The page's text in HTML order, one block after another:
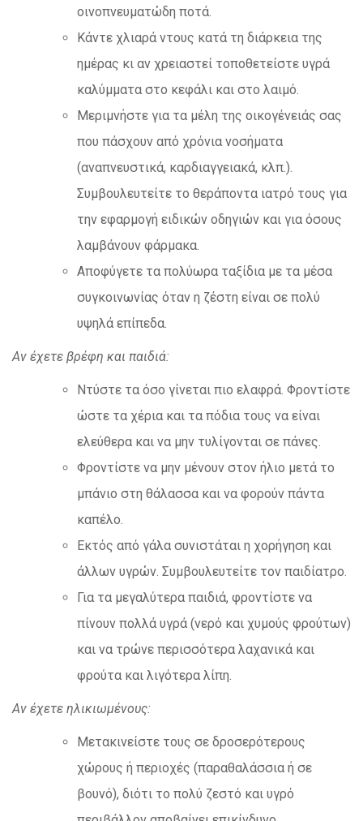
οινοπνευματώδη ποτά.
Κάντε χλιαρά ντους κατά τη διάρκεια της
ημέρας κι αν χρειαστεί τοποθετείστε υγρά
καλύμματα στο κεφάλι και στο λαιμό.
Μεριμνήστε για τα μέλη της οικογένειάς σας
που πάσχουν από χρόνια νοσήματα
(αναπνευστικά, καρδιαγγειακά, κλπ.).
Συμβουλευτείτε το θεράποντα ιατρό τους για
την εφαρμογή ειδικών οδηγιών και για όσους
λαμβάνουν φάρμακα.
Αποφύγετε τα πολύωρα ταξίδια με τα μέσα
συγκοινωνίας όταν η ζέστη είναι σε πολύ
υψηλά επίπεδα.
Αν έχετε βρέφη και παιδιά:
Ντύστε τα όσο γίνεται πιο ελαφρά. Φροντίστε
ώστε τα χέρια και τα πόδια τους να είναι
ελεύθερα και να μην τυλίγονται σε πάνες.
Φροντίστε να μην μένουν στον ήλιο μετά το
μπάνιο στη θάλασσα και να φορούν πάντα
καπέλο.
Εκτός από γάλα συνιστάται η χορήγηση και
άλλων υγρών. Συμβουλευτείτε τον παιδίατρο.
Για τα μεγαλύτερα παιδιά, φροντίστε να
πίνουν πολλά υγρά (νερό και χυμούς φρούτων)
και να τρώνε περισσότερα λαχανικά και
φρούτα και λιγότερα λίπη.
Αν έχετε ηλικιωμένους:
Μετακινείστε τους σε δροσερότερους
χώρους ή περιοχές (παραθαλάσσια ή σε
βουνό), διότι το πολύ ζεστό και υγρό